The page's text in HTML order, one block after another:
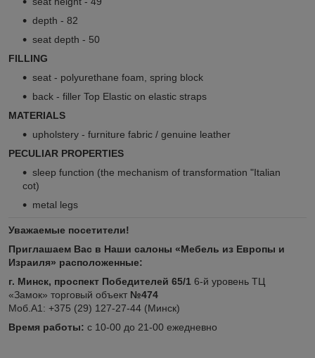
depth - 82
seat depth - 50
FILLING
seat - polyurethane foam, spring block
back - filler Top Elastic on elastic straps
MATERIALS
upholstery - furniture fabric / genuine leather
PECULIAR PROPERTIES
sleep function (the mechanism of transformation "Italian
cot)
metal legs
Уважаемые посетители!
Приглашаем Вас в Наши салоны «Мебель из Европы и
Израиля» расположенные:
г. Минск, проспект Победителей 65/1 6-й уровень ТЦ
«Замок» торговый объект №474
Моб.А1: +375 (29) 127-27-44 (Минск)
Время работы: с 10-00 до 21-00 ежедневно